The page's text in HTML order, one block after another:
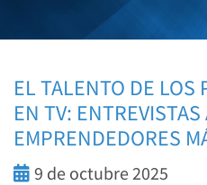
EL TALENTO DE LOS
EN TV: ENTREVISTAS
EMPRENDEDORES
9 de octubre 2025